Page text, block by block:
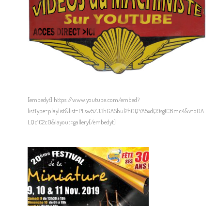
[embedyt] https://www.youtube.com/embed?
listType=playlist&list=PLsw5ZJ3hGASbul2h0QYA5xdQ9sg1C6mc4&v=o0A
LQc1C2c0&layout=gallery[/embedyt]